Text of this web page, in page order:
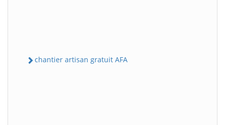
chantier artisan gratuit AFA